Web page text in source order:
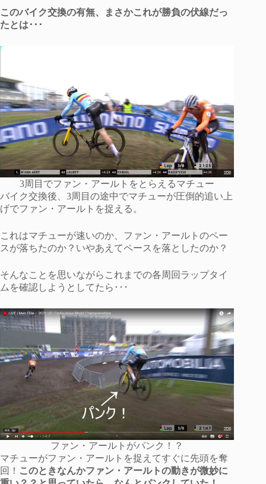
このバイク交換の有無、まさかこれが勝負の伏線だっ
たとは･･･
3周目でファン・アールトをとらえるマチュー
バイク交換後、3周目の途中でマチューが圧倒的追い上
げでファン・アールトを捉える。
これはマチューが速いのか、ファン・アールトのペー
スが落ちたのか？いやあえてペースを落としたのか？
そんなことを思いながらこれまでの各周回ラップタイ
ムを確認しようとしてたら･･･
ファン・アールトがパンク！？
マチューがファン・アールトを捉えてすぐに先頭を奪
回！ このときなんかファン・アールトの動きが微妙に